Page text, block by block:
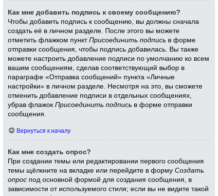
Как мне добавить подпись к своему сообщению?
Чтобы добавить подпись к сообщению, вы должны сначала
создать её в личном разделе. После этого вы можете
отметить флажком пунктПрисоединить подпись в форме
отправки сообщения, чтобы подпись добавилась. Вы также
можете настроить добавление подписи по умолчанию ко всем
вашим сообщениям, сделав соответствующий выбор в
параграфе «Отправка сообщений» пункта «Личные
настройки» в личном разделе. Несмотря на это, вы сможете
отменить добавление подписи в отдельных сообщениях,
убрав флажокПрисоединить подпись в форме отправки
сообщения.
Вернуться к началу
Как мне создать опрос?
При создании темы или редактировании первого сообщения
темы щёлкните на вкладке или перейдите в формуСоздать
опрос под основной формой для создания сообщения, в
зависимости от используемого стиля; если вы не видите такой